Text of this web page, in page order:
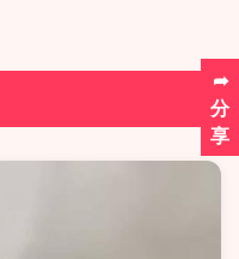
➦
分
享